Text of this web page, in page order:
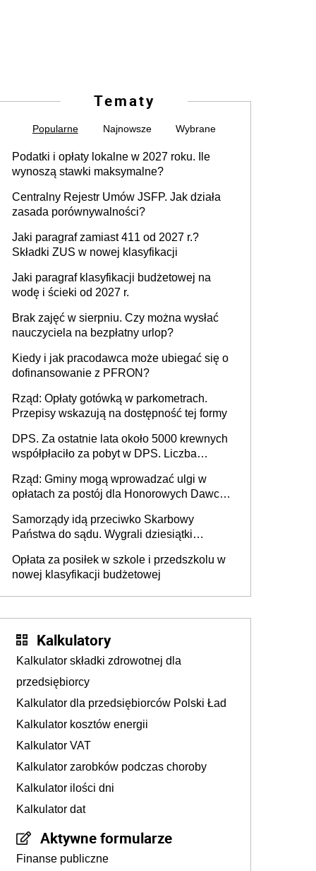
Tematy
Popularne Najnowsze Wybrane
Podatki i opłaty lokalne w 2027 roku. Ile
wynoszą stawki maksymalne?
Centralny Rejestr Umów JSFP. Jak działa
zasada porównywalności?
Jaki paragraf zamiast 411 od 2027 r.?
Składki ZUS w nowej klasyfikacji
Jaki paragraf klasyfikacji budżetowej na
wodę i ścieki od 2027 r.
Brak zajęć w sierpniu. Czy można wysłać
nauczyciela na bezpłatny urlop?
Kiedy i jak pracodawca może ubiegać się o
dofinansowanie z PFRON?
Rząd: Opłaty gotówką w parkometrach.
Przepisy wskazują na dostępność tej formy
DPS. Za ostatnie lata około 5000 krewnych
współpłaciło za pobyt w DPS. Liczba
Rząd: Gminy mogą wprowadzać ulgi w
opłatach za postój dla Honorowych Dawców
Samorządy idą przeciwko Skarbowy
Państwa do sądu. Wygrali dziesiątki
Opłata za posiłek w szkole i przedszkolu w
nowej klasyfikacji budżetowej
Kalkulatory
Kalkulator składki zdrowotnej dla
przedsiębiorcy
Kalkulator dla przedsiębiorców Polski Ład
Kalkulator kosztów energii
Kalkulator VAT
Kalkulator zarobków podczas choroby
Kalkulator ilości dni
Kalkulator dat
Aktywne formularze
Finanse publiczne